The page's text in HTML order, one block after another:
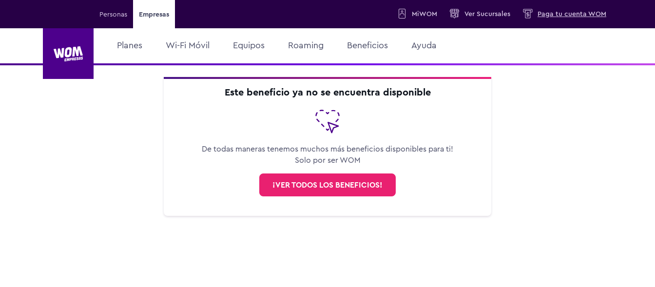
Personas Empresas
Planes Wi-Fi Móvil Equipos Roaming Beneficios Ayuda
Paga tu cuenta WOM
MiWOM Ver Sucursales
Este beneficio ya no se encuentra disponible
De todas maneras tenemos muchos más beneficios disponibles para ti!
Solo por ser WOM
¡VER TODOS LOS BENEFICIOS!